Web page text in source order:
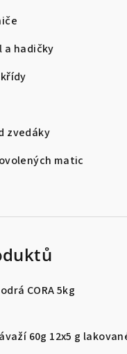
a hadičky
zvedáky
matic
CORA 5kg